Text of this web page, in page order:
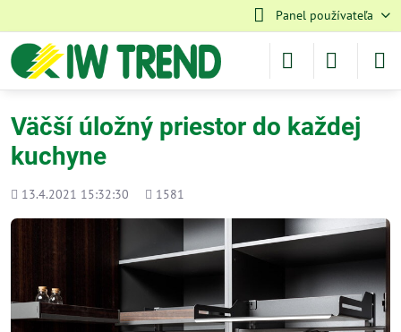
Panel používateľa
Väčší úložný priestor do každej
kuchyne
Pridané
13.4.2021 15:32:30
Počet
1581